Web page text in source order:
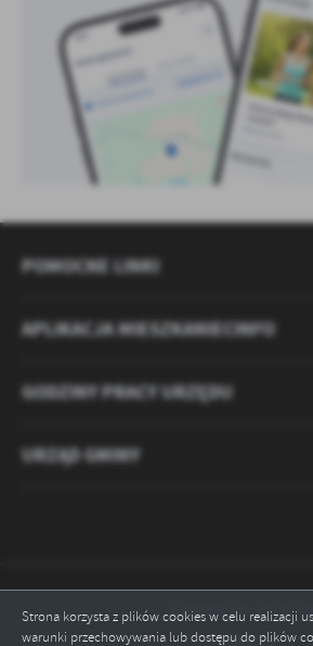
Strona korzysta z plików cookies w celu realizacji
warunki przechowywania lub dostępu do plików
POMOCNE LINKI
APLIKACJA MIESZKANIECINFO
GODZINY PRACY URZĘDU
URZĄD GMINY
Odwiedzin:
Online: 3